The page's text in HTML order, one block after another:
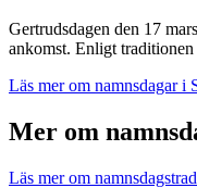
Gertrudsdagen den 17
ankomst. Enligt
Läs mer om namnsdagar
Mer om
Läs mer om